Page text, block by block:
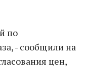
по
- сообщили на
цен,